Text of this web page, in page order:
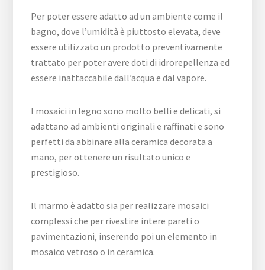
Per poter essere adatto ad un ambiente come il
bagno, dove l’umidità è piuttosto elevata, deve
essere utilizzato un prodotto preventivamente
trattato per poter avere doti di idrorepellenza ed
essere inattaccabile dall’acqua e dal vapore.
I mosaici in legno sono molto belli e delicati, si
adattano ad ambienti originali e raffinati e sono
perfetti da abbinare alla ceramica decorata a
mano, per ottenere un risultato unico e
prestigioso.
Il marmo è adatto sia per realizzare mosaici
complessi che per rivestire intere pareti o
pavimentazioni, inserendo poi un elemento in
mosaico vetroso o in ceramica.